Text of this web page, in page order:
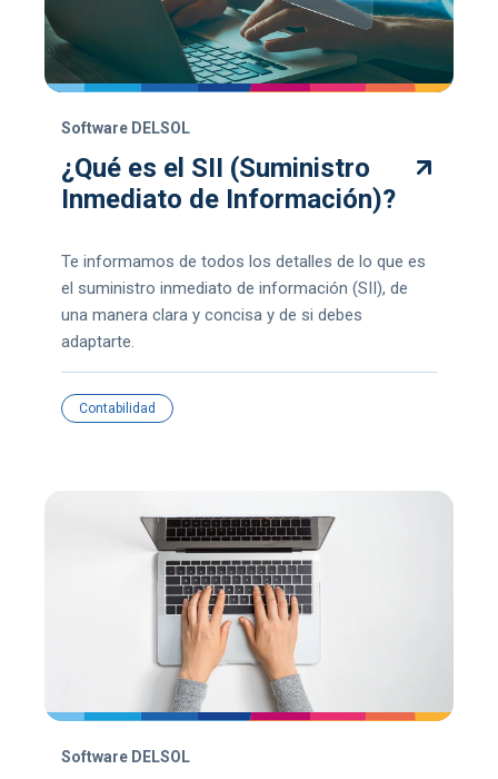
Software DELSOL
¿Qué es el SII (Suministro
Inmediato de Información)?
Te informamos de todos los detalles de lo que es
el suministro inmediato de información (SII), de
una manera clara y concisa y de si debes
adaptarte.
Contabilidad
Software DELSOL